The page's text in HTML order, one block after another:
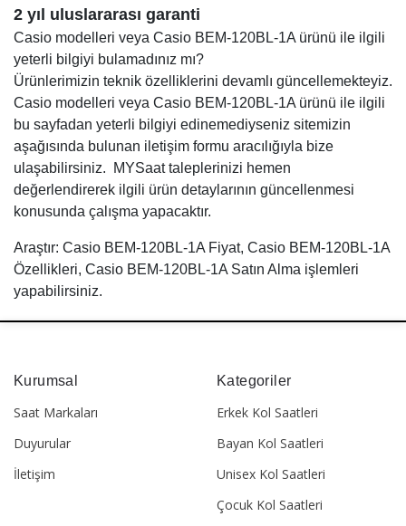
2 yıl uluslararası garanti
Casio modelleri veya Casio BEM-120BL-1A ürünü ile ilgili
yeterli bilgiyi bulamadınız mı?
Ürünlerimizin teknik özelliklerini devamlı güncellemekteyiz.
Casio modelleri veya Casio BEM-120BL-1A ürünü ile ilgili
bu sayfadan yeterli bilgiyi edinemediyseniz sitemizin
aşağısında bulunan iletişim formu aracılığıyla bize
ulaşabilirsiniz. MYSaat taleplerinizi hemen
değerlendirerek ilgili ürün detaylarının güncellenmesi
konusunda çalışma yapacaktır.
Araştır: Casio BEM-120BL-1A Fiyat, Casio BEM-120BL-1A
Özellikleri, Casio BEM-120BL-1A Satın Alma işlemleri
yapabilirsiniz.
Kurumsal
Saat Markaları
Duyurular
İletişim
Kategoriler
Erkek Kol Saatleri
Bayan Kol Saatleri
Unisex Kol Saatleri
Çocuk Kol Saatleri